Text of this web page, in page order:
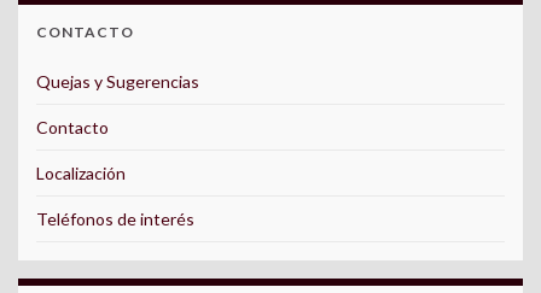
CONTACTO
Quejas y Sugerencias
Contacto
Localización
Teléfonos de interés